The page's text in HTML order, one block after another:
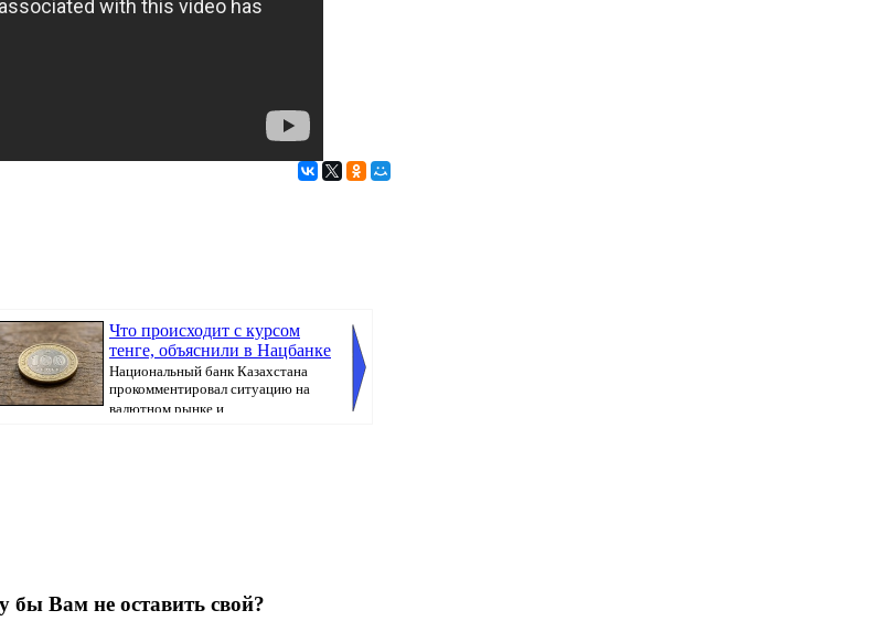
Что происходит с курсом
тенге, объяснили в Нацбанке
Национальный банк Казахстана
прокомментировал ситуацию на
валютном рынке и ...
бы Вам не оставить свой?